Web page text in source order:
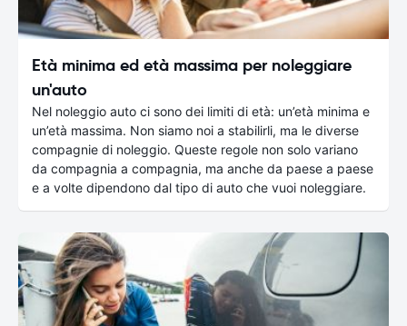
Età minima ed età massima per noleggiare
un'auto
Nel noleggio auto ci sono dei limiti di età: un’età minima e
un’età massima. Non siamo noi a stabilirli, ma le diverse
compagnie di noleggio. Queste regole non solo variano
da compagnia a compagnia, ma anche da paese a paese
e a volte dipendono dal tipo di auto che vuoi noleggiare.